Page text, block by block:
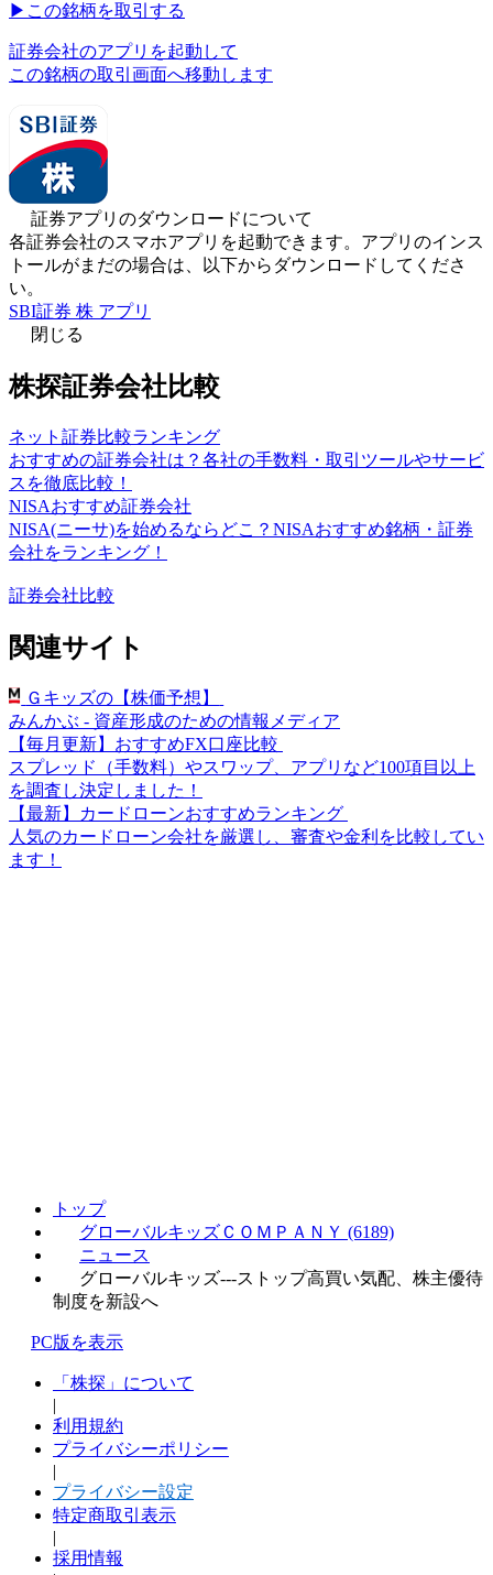
▶︎ この銘柄を取引する
証券会社のアプリを起動して
この銘柄の取引画面へ移動します
証券アプリのダウンロードについて
各証券会社のスマホアプリを起動できます。アプリのインス
トールがまだの場合は、以下からダウンロードしてくださ
い。
SBI証券 株 アプリ
閉じる
株探証券会社比較
ネット証券比較ランキング
おすすめの証券会社は？各社の手数料・取引ツールやサービ
スを徹底比較！
NISAおすすめ証券会社
NISA(ニーサ)を始めるならどこ？NISAおすすめ銘柄・証券
会社をランキング！
証券会社比較
関連サイト
Ｇキッズの【株価予想】
みんかぶ - 資産形成のための情報メディア
【毎月更新】おすすめFX口座比較
スプレッド（手数料）やスワップ、アプリなど100項目以上
を調査し決定しました！
【最新】カードローンおすすめランキング
人気のカードローン会社を厳選し、審査や金利を比較してい
ます！
トップ
グローバルキッズＣＯＭＰＡＮＹ (6189)
ニュース
グローバルキッズ---ストップ高買い気配、株主優待
制度を新設へ
PC版を表示
「株探」について
|
利用規約
プライバシーポリシー
|
プライバシー設定
特定商取引表示
|
採用情報